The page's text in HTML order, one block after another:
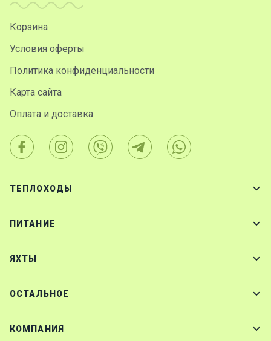
Корзина
Условия оферты
Политика конфиденциальности
Карта сайта
Оплата и доставка
ТЕПЛОХОДЫ
ПИТАНИЕ
ЯХТЫ
ОСТАЛЬНОЕ
КОМПАНИЯ